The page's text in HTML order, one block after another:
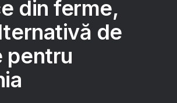
din ferme,
de
pentru